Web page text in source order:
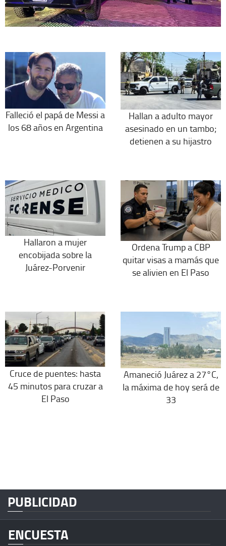
Falleció el papá de Messi a
los 68 años en Argentina
Hallan a adulto mayor
asesinado en un tambo;
detienen a su hijastro
Hallaron a mujer
encobijada sobre la
Juárez-Porvenir
Ordena Trump a CBP
quitar visas a mamás que
se alivien en El Paso
Cruce de puentes: hasta
45 minutos para cruzar a
El Paso
Amaneció Juárez a 27°C,
la máxima de hoy será de
33
PUBLICIDAD
ENCUESTA